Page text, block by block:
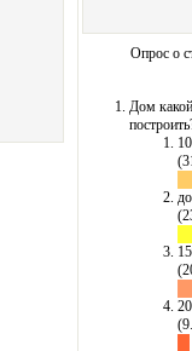
Опрос о
Дом